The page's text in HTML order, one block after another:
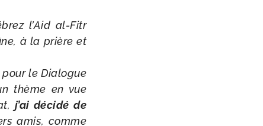
l’Aid al-​Fitr
à la prière et
le Dialogue
thème en vue
j’ai déci­dé de
amis, comme